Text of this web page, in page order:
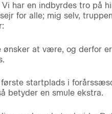
har en indbyrdes tro på
for alle; mig selv,
ønsker at være, og derfor
første startplads i
betyder en smule ekstra.